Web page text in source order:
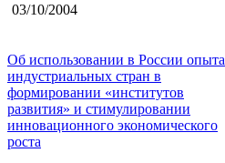
03/10/2004
Об использовании в России опыта
индустриальных стран в
формировании «институтов
развития» и стимулировании
инновационного экономического
роста